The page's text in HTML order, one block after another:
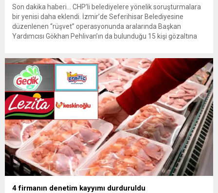
Son dakika haberi… CHP’li belediyelere yönelik soruşturmalara
bir yenisi daha eklendi. İzmir’de Seferihisar Belediyesine
düzenlenen “rüşvet” operasyonunda aralarında Başkan
Yardımcısı Gökhan Pehlivan’ın da bulunduğu 15 kişi gözaltına
4 firmanın denetim kayyımı durduruldu